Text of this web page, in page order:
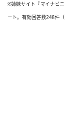
※姉妹サイト『マイナビ
ート。有効回答数248件